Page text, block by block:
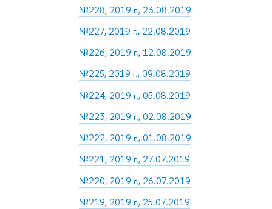
№228, 2019 г., 23.08.2019
№227, 2019 г., 22.08.2019
№226, 2019 г., 12.08.2019
№225, 2019 г., 09.08.2019
№224, 2019 г., 05.08.2019
№223, 2019 г., 02.08.2019
№222, 2019 г., 01.08.2019
№221, 2019 г., 27.07.2019
№220, 2019 г., 26.07.2019
№219, 2019 г., 25.07.2019